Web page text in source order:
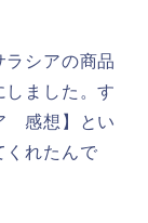
ラシアの商品
ました。す
感想】とい
くれたんで